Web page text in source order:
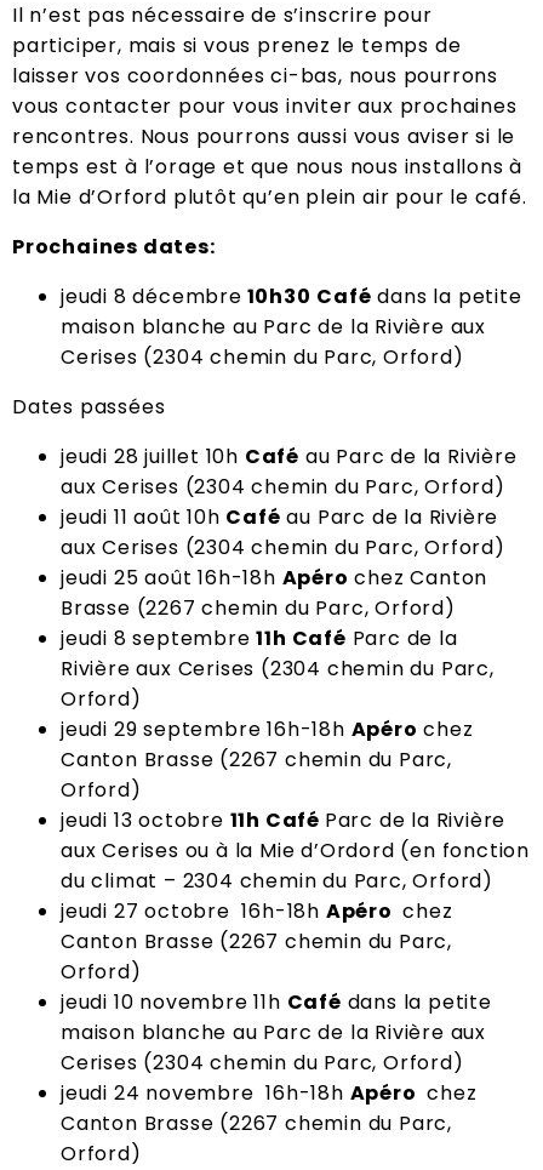
Il n’est pas nécessaire de s’inscrire pour
participer, mais si vous prenez le temps de
laisser vos coordonnées ci-bas, nous pourrons
vous contacter pour vous inviter aux prochaines
rencontres. Nous pourrons aussi vous aviser si le
temps est à l’orage et que nous nous installons à
la Mie d’Orford plutôt qu’en plein air pour le café.
Prochaines dates:
jeudi 8 décembre 10h30 Café dans la petite
maison blanche au Parc de la Rivière aux
Cerises (2304 chemin du Parc, Orford)
Dates passées
jeudi 28 juillet 10h Café au Parc de la Rivière
aux Cerises (2304 chemin du Parc, Orford)
jeudi 11 août 10h Café au Parc de la Rivière
aux Cerises (2304 chemin du Parc, Orford)
jeudi 25 août 16h-18h Apéro chez Canton
Brasse (2267 chemin du Parc, Orford)
jeudi 8 septembre11h Café Parc de la
Rivière aux Cerises (2304 chemin du Parc,
Orford)
jeudi 29 septembre 16h-18h Apéro chez
Canton Brasse (2267 chemin du Parc,
Orford)
jeudi 13 octobre 11h Café Parc de la Rivière
aux Cerises ou à la Mie d’Ordord (en fonction
du climat – 2304 chemin du Parc, Orford)
jeudi 27 octobre 16h-18h Apéro chez
Canton Brasse (2267 chemin du Parc,
Orford)
jeudi 10 novembre 11h Café dans la petite
maison blanche au Parc de la Rivière aux
Cerises (2304 chemin du Parc, Orford)
jeudi 24 novembre 16h-18h Apéro chez
Canton Brasse (2267 chemin du Parc,
Orford)